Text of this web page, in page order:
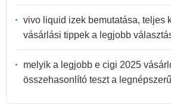
vivo liquid izek bemutatása, teljes
vásárlási tippek a legjobb
melyik a legjobb e cigi 2025
összehasonlító teszt a